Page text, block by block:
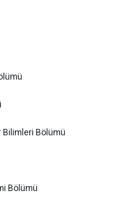
Bilimleri Bölümü
Bölümü